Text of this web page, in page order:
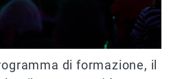
di formazione, il